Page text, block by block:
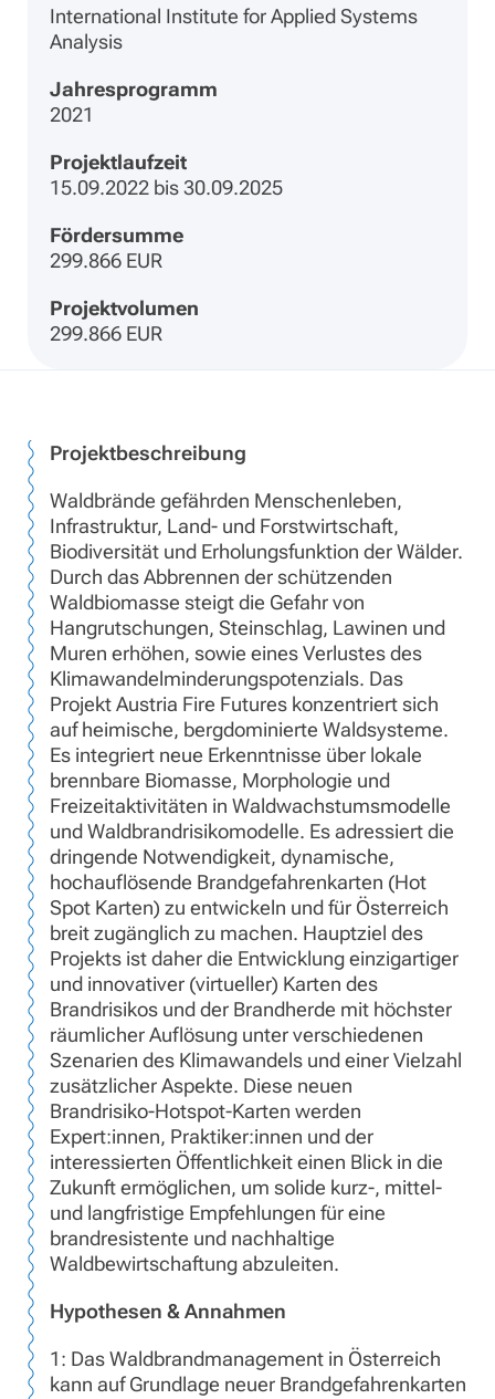
International Institute for Applied Systems
Analysis
Jahresprogramm
2021
Projektlaufzeit
15.09.2022 bis 30.09.2025
Fördersumme
299.866 EUR
Projektvolumen
299.866 EUR
Projektbeschreibung
Waldbrände gefährden Menschenleben,
Infrastruktur, Land- und Forstwirtschaft,
Biodiversität und Erholungsfunktion der Wälder.
Durch das Abbrennen der schützenden
Waldbiomasse steigt die Gefahr von
Hangrutschungen, Steinschlag, Lawinen und
Muren erhöhen, sowie eines Verlustes des
Klimawandelminderungspotenzials. Das
Projekt Austria Fire Futures konzentriert sich
auf heimische, bergdominierte Waldsysteme.
Es integriert neue Erkenntnisse über lokale
brennbare Biomasse, Morphologie und
Freizeitaktivitäten in Waldwachstumsmodelle
und Waldbrandrisikomodelle. Es adressiert die
dringende Notwendigkeit, dynamische,
hochauflösende Brandgefahrenkarten (Hot
Spot Karten) zu entwickeln und für Österreich
breit zugänglich zu machen. Hauptziel des
Projekts ist daher die Entwicklung einzigartiger
und innovativer (virtueller) Karten des
Brandrisikos und der Brandherde mit höchster
räumlicher Auflösung unter verschiedenen
Szenarien des Klimawandels und einer Vielzahl
zusätzlicher Aspekte. Diese neuen
Brandrisiko-Hotspot-Karten werden
Expert:innen, Praktiker:innen und der
interessierten Öffentlichkeit einen Blick in die
Zukunft ermöglichen, um solide kurz-, mittel-
und langfristige Empfehlungen für eine
brandresistente und nachhaltige
Waldbewirtschaftung abzuleiten.
Hypothesen & Annahmen
1: Das Waldbrandmanagement in Österreich
kann auf Grundlage neuer Brandgefahrenkarten